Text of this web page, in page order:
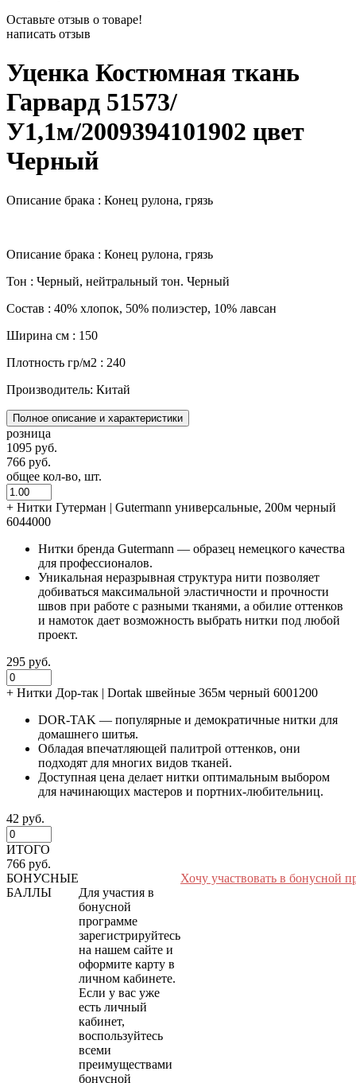
Оставьте отзыв о товаре!
написать отзыв
Уценка Костюмная ткань
Гарвард 51573/
У1,1м/2009394101902 цвет
Черный
Описание брака : Конец рулона, грязь
Описание брака : Конец рулона, грязь
Тон : Черный, нейтральный тон. Черный
Состав : 40% хлопок, 50% полиэстер, 10% лавсан
Ширина см : 150
Плотность гр/м2 : 240
Производитель: Китай
Полное описание и характеристики
розница
1095 руб.
766 руб.
общее кол-во, шт.
+ Нитки Гутерман | Gutermann универсальные, 200м черный
6044000
Нитки бренда Gutermann — образец немецкого качества
для профессионалов.
Уникальная неразрывная структура нити позволяет
добиваться максимальной эластичности и прочности
швов при работе с разными тканями, а обилие оттенков
и намоток дает возможность выбрать нитки под любой
проект.
295 руб.
+ Нитки Дор-так | Dortak швейные 365м черный 6001200
DOR-TAK — популярные и демократичные нитки для
домашнего шитья.
Обладая впечатляющей палитрой оттенков, они
подходят для многих видов тканей.
Доступная цена делает нитки оптимальным выбором
для начинающих мастеров и портних-любительниц.
42 руб.
ИТОГО
766 руб.
БОНУСНЫЕ
БАЛЛЫ
Для участия в
бонусной
программе
зарегистрируйтесь
на нашем сайте и
оформите карту в
личном кабинете.
Если у вас уже
есть личный
кабинет,
воспользуйтесь
всеми
преимуществами
бонусной
Хочу участвовать в бонусной